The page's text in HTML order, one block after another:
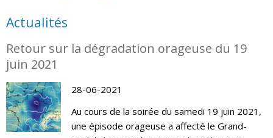
Actualités
Retour sur la dégradation orageuse du 19
juin 2021
28-06-2021
Au cours de la soirée du samedi 19 juin 2021,
une épisode orageuse a affecté le Grand-